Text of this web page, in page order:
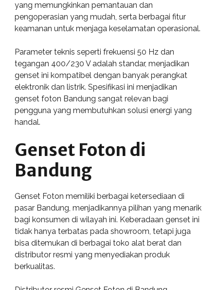
yang memungkinkan pemantauan dan
pengoperasian yang mudah, serta berbagai fitur
keamanan untuk menjaga keselamatan operasional.
Parameter teknis seperti frekuensi 50 Hz dan
tegangan 400/230 V adalah standar, menjadikan
genset ini kompatibel dengan banyak perangkat
elektronik dan listrik. Spesifikasi ini menjadikan
genset foton Bandung sangat relevan bagi
pengguna yang membutuhkan solusi energi yang
handal.
Genset Foton di
Bandung
Genset Foton memiliki berbagai ketersediaan di
pasar Bandung, menjadikannya pilihan yang menarik
bagi konsumen di wilayah ini. Keberadaan genset ini
tidak hanya terbatas pada showroom, tetapi juga
bisa ditemukan di berbagai toko alat berat dan
distributor resmi yang menyediakan produk
berkualitas.